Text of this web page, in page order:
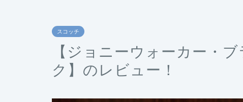
スコッチ
【ジョニーウォーカー・
ク】のレビュー！